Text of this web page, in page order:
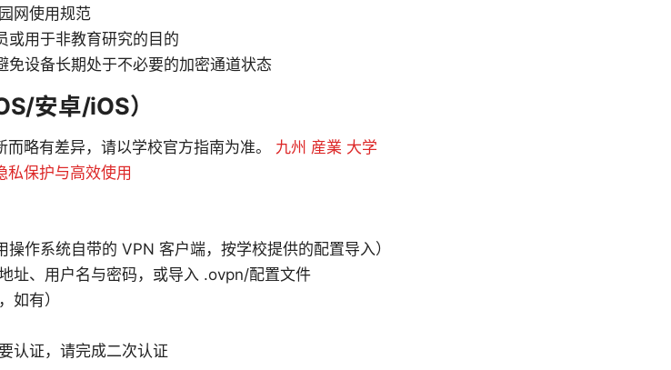
网使用规范
或用于非教育研究的目的
设备长期处于不必要的加密通道状态
安卓/iOS）
略有差异，请以学校官方指南为准。 九州 産業 大学
保护与高效使用
作系统自带的 VPN 客户端，按学校提供的配置导入）
址、用户名与密码，或导入 .ovpn/配置文件
如有）
认证，请完成二次认证